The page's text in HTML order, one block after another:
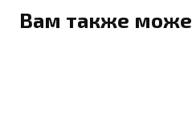
Вам также